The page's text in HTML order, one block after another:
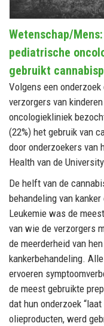
Wetenschap/
pediatrische
gebruikt
Volgens een
verzorgers van
oncologiekliniek
(22%) het gebruik van
door onderzoekers van
Health van de
De helft van de
behandeling van
Leukemie was de
van wie de verzorgers
de meerderheid van
kankerbehandeling.
ervoeren
de meest gebruikte
dat hun onderzoek
olieproducten, werd